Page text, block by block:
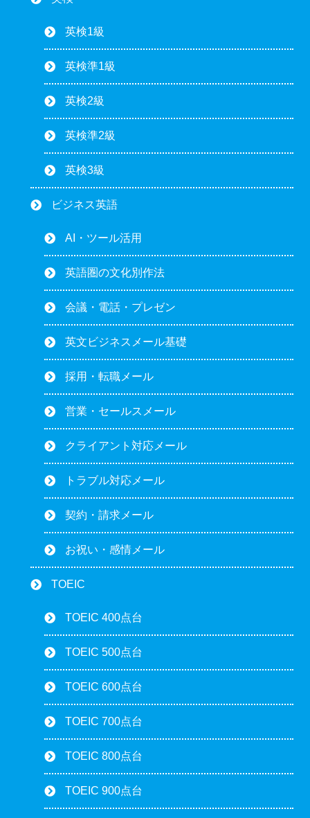
英検1級
英検準1級
英検2級
英検準2級
英検3級
ビジネス英語
AI・ツール活用
英語圏の文化別作法
会議・電話・プレゼン
英文ビジネスメール基礎
採用・転職メール
営業・セールスメール
クライアント対応メール
トラブル対応メール
契約・請求メール
お祝い・感情メール
TOEIC
TOEIC 400点台
TOEIC 500点台
TOEIC 600点台
TOEIC 700点台
TOEIC 800点台
TOEIC 900点台